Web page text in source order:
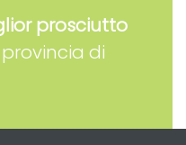
prosciutto
di